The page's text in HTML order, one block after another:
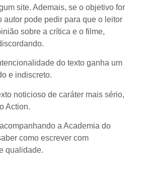
site. Ademais, se o objetivo for
autor pode pedir para que o leitor
sobre a crítica e o filme,
do texto ganha um
e indiscreto.
noticioso de caráter mais sério,
Action.
a Academia do
como escrever com
qualidade.